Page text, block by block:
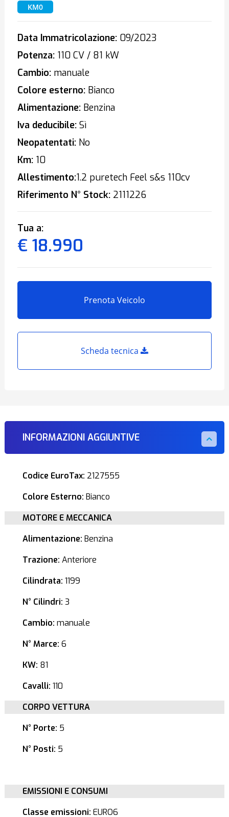
KM0
Data Immatricolazione:09/2023
Potenza:110 CV / 81 kW
Cambio:manuale
Colore esterno:Bianco
Alimentazione:Benzina
Iva deducibile:Sì
Neopatentati:No
Km:10
Allestimento:1.2 puretech Feel s&s 110cv
Riferimento N° Stock:2111226
Tua a:
€ 18.990
Prenota Veicolo
Scheda tecnica
INFORMAZIONI AGGIUNTIVE
Codice EuroTax: 2127555
Colore Esterno: Bianco
MOTORE E MECCANICA
Alimentazione: Benzina
Trazione: Anteriore
Cilindrata: 1199
N° Cilindri: 3
Cambio: manuale
N° Marce: 6
KW: 81
Cavalli: 110
CORPO VETTURA
N° Porte: 5
N° Posti: 5
EMISSIONI E CONSUMI
Classe emissioni: EURO6